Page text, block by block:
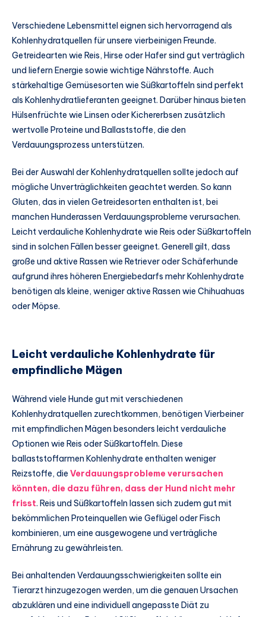
Verschiedene Lebensmittel eignen sich hervorragend als
Kohlenhydratquellen für unsere vierbeinigen Freunde.
Getreidearten wie Reis, Hirse oder Hafer sind gut verträglich
und liefern Energie sowie wichtige Nährstoffe. Auch
stärkehaltige Gemüsesorten wie Süßkartoffeln sind perfekt
als Kohlenhydratlieferanten geeignet. Darüber hinaus bieten
Hülsenfrüchte wie Linsen oder Kichererbsen zusätzlich
wertvolle Proteine und Ballaststoffe, die den
Verdauungsprozess unterstützen.
Bei der Auswahl der Kohlenhydratquellen sollte jedoch auf
mögliche Unverträglichkeiten geachtet werden. So kann
Gluten, das in vielen Getreidesorten enthalten ist, bei
manchen Hunderassen Verdauungsprobleme verursachen.
Leicht verdauliche Kohlenhydrate wie Reis oder Süßkartoffeln
sind in solchen Fällen besser geeignet. Generell gilt, dass
große und aktive Rassen wie Retriever oder Schäferhunde
aufgrund ihres höheren Energiebedarfs mehr Kohlenhydrate
benötigen als kleine, weniger aktive Rassen wie Chihuahuas
oder Möpse.
Leicht verdauliche Kohlenhydrate für
empfindliche Mägen
Während viele Hunde gut mit verschiedenen
Kohlenhydratquellen zurechtkommen, benötigen Vierbeiner
mit empfindlichen Mägen besonders leicht verdauliche
Optionen wie Reis oder Süßkartoffeln. Diese
ballaststoffarmen Kohlenhydrate enthalten weniger
Reizstoffe, die Verdauungsprobleme verursachen
könnten, die dazu führen, dass der Hund nicht mehr
frisst. Reis und Süßkartoffeln lassen sich zudem gut mit
bekömmlichen Proteinquellen wie Geflügel oder Fisch
kombinieren, um eine ausgewogene und verträgliche
Ernährung zu gewährleisten.
Bei anhaltenden Verdauungsschwierigkeiten sollte ein
Tierarzt hinzugezogen werden, um die genauen Ursachen
abzuklären und eine individuell angepasste Diät zu